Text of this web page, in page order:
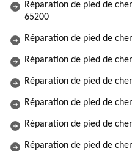
Réparation de pied de
65200
Réparation de pied de
Réparation de pied de
Réparation de pied de
Réparation de pied de
Réparation de pied de
Réparation de pied de